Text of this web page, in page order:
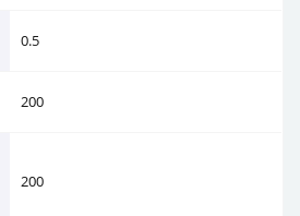
0.5
200
200